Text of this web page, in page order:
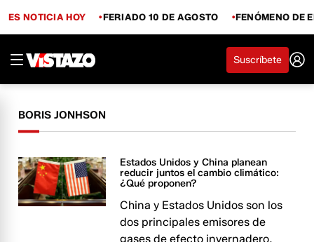
ES NOTICIA HOY FERIADO 10 DE AGOSTO FENÓMENO DE
Suscríbete
BORIS JONHSON
Estados Unidos y China planean
reducir juntos el cambio climático:
¿Qué proponen?
China y Estados Unidos son los
dos principales emisores de
gases de efecto invernadero,